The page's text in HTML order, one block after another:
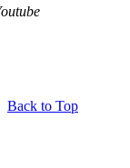
Back to Top